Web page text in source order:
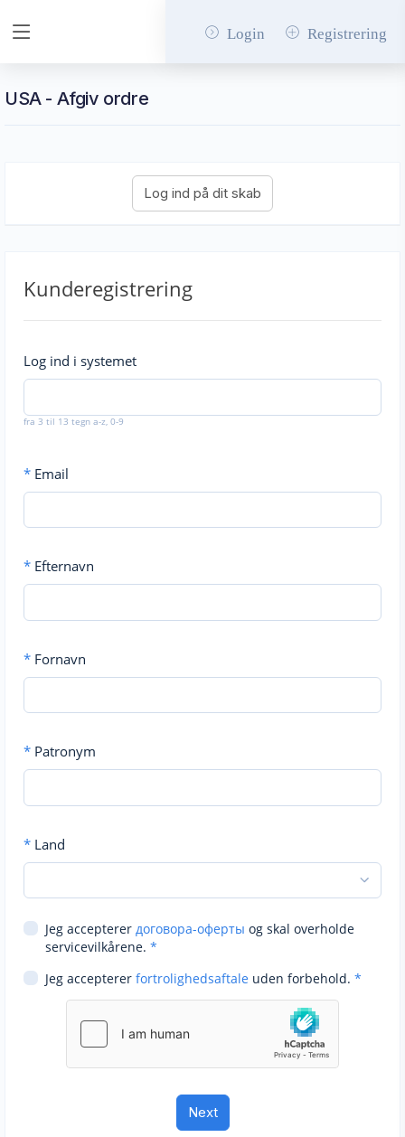
Login Registrering
USA - Afgiv ordre
Kunderegistrering
Log ind i systemet
fra 3 til 13 tegn a-z, 0-9
* Email
* Efternavn
* Fornavn
* Patronym
* Land
Jeg accepterer договора-оферты og skal overholde
servicevilkårene. *
Jeg accepterer fortrolighedsaftale uden forbehold. *